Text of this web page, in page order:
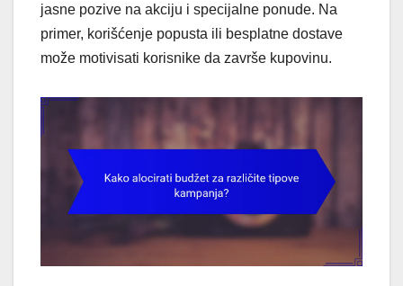
jasne pozive na akciju i specijalne ponude. Na
primer, korišćenje popusta ili besplatne dostave
može motivisati korisnike da završe kupovinu.